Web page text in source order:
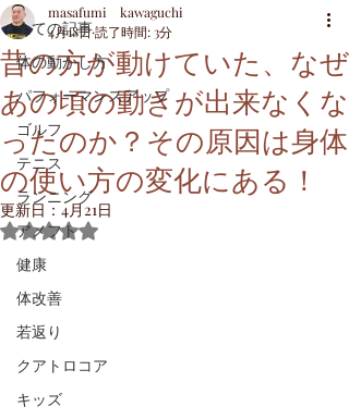
全ての記事
体の動かし方
パフォーマンスアップ
ゴルフ
テニス
ランニング
アメフト
健康
体改善
若返り
クアトロコア
キッズ
昔の方が動けていた、なぜ
あの頃の動きが出来なくな
ったのか？その原因は身体
の使い方の変化にある！
masafumi kawaguchi
4月18日読了時間: 3分
更新日：4月21日
5つ星のうちNaNと評価されています。